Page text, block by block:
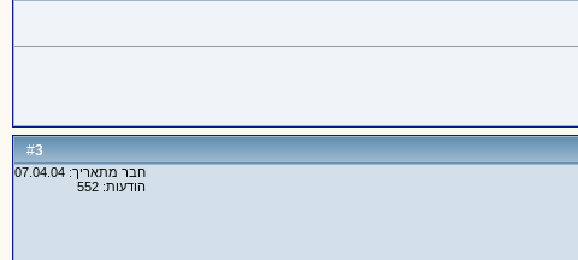
#
3
חבר מתאריך: 07.04.04
הודעות: 552